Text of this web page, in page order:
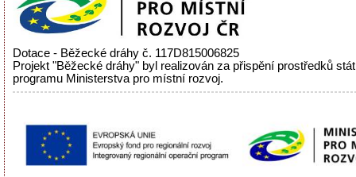
Dotace - Běžecké dráhy č. 117D815006825
Projekt "Běžecké dráhy" byl realizován za přispění prostředků
programu Ministerstva pro místní rozvoj.